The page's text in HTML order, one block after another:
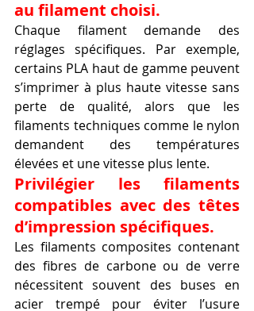
au filament choisi.
Chaque filament demande des
réglages spécifiques. Par exemple,
certains PLA haut de gamme peuvent
s’imprimer à plus haute vitesse sans
perte de qualité, alors que les
filaments techniques comme le nylon
demandent des températures
élevées et une vitesse plus lente.
Privilégier les filaments
compatibles avec des têtes
d’impression spécifiques.
Les filaments composites contenant
des fibres de carbone ou de verre
nécessitent souvent des buses en
acier trempé pour éviter l’usure